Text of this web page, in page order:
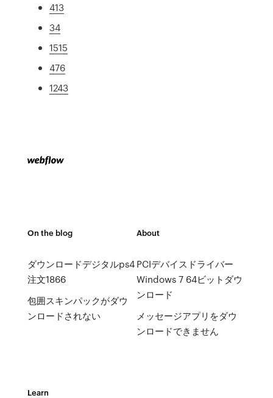
413
34
1515
476
1243
On the blog
ダウンロードデジタルps4
注文1866
包囲スキンパックがダウ
ンロードされない
About
PCIデバイスドライバー
Windows 7 64ビットダウ
ンロード
メッセージアプリをダウ
ンロードできません
Learn